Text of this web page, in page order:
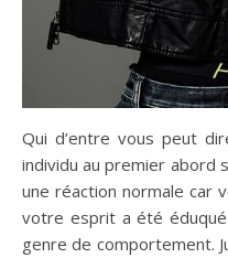
Qui d’entre vous peut
individu au premier abord
une réaction normale car
votre esprit a été
genre de comportement.